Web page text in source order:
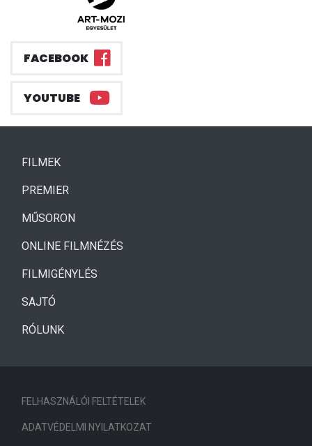
FACEBOOK
YOUTUBE
FILMEK(CURRENT)
PREMIER
MŰSORON
ONLINE FILMNÉZÉS
FILMIGÉNYLÉS
SAJTÓ
RÓLUNK
FELHASZNÁLÓI FELTÉTELEK
ADATVÉDELMI NYILATKOZAT